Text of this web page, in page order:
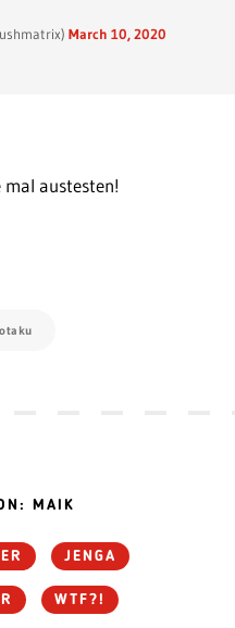
March 10, 2020
mal austesten!
MAIK
JENGA
WTF?!